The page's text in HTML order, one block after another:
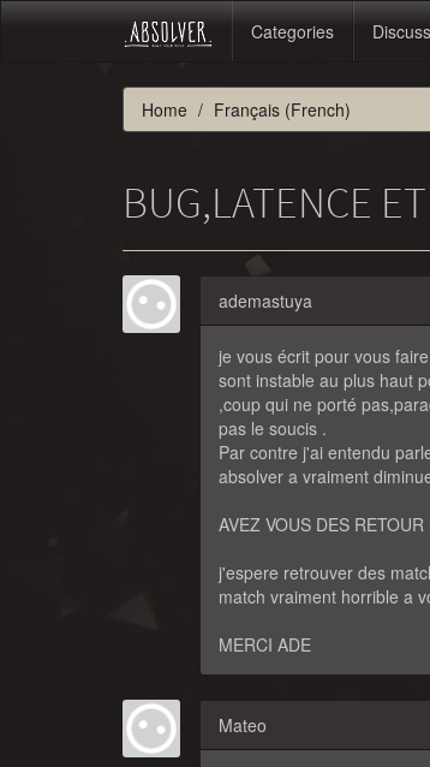
Categories
Home Français (French)
BUG,LATENCE
ademastuya
je vous écrit pour vous
sont instable au plus haut
,coup qui ne porté
pas le soucis .
Par contre j'ai entendu
absolver a vraiment
AVEZ VOUS DES
j'espere retrouver des
match vraiment horrible a
MERCI ADE
Mateo